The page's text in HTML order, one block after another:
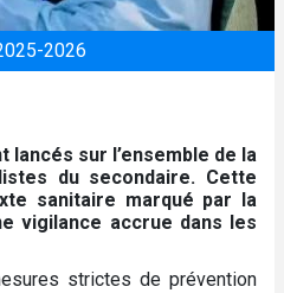
2026
lancés sur l’ensemble de la
du secondaire. Cette
sanitaire marqué par la
vigilance accrue dans les
strictes de prévention